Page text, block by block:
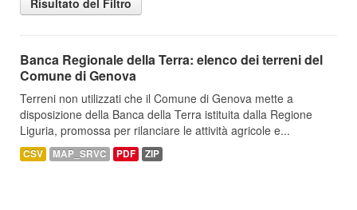
Risultato del Filtro
Banca Regionale della Terra: elenco dei terreni del
Comune di Genova
Terreni non utilizzati che il Comune di Genova mette a
disposizione della Banca della Terra istituita dalla Regione
Liguria, promossa per rilanciare le attività agricole e...
CSV MAP_SRVC PDF ZIP